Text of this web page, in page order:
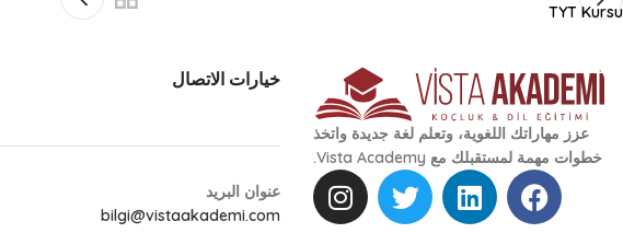
TYT Kursu
عزز مهاراتك اللغوية، وتعلم لغة جديدة واتخذ
خطوات مهمة لمستقبلك مع Vista Academy.
خيارات الاتصال
عنوان البريد
bilgi@vistaakademi.com